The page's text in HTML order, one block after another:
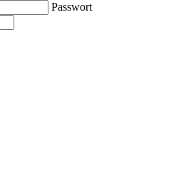
Passwort